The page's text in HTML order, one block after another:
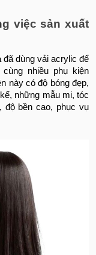
việc sản xuất
dùng vải acrylic để
nhiều phụ kiện
này có độ bóng đẹp,
những mẫu mi, tóc
độ bền cao, phục vụ